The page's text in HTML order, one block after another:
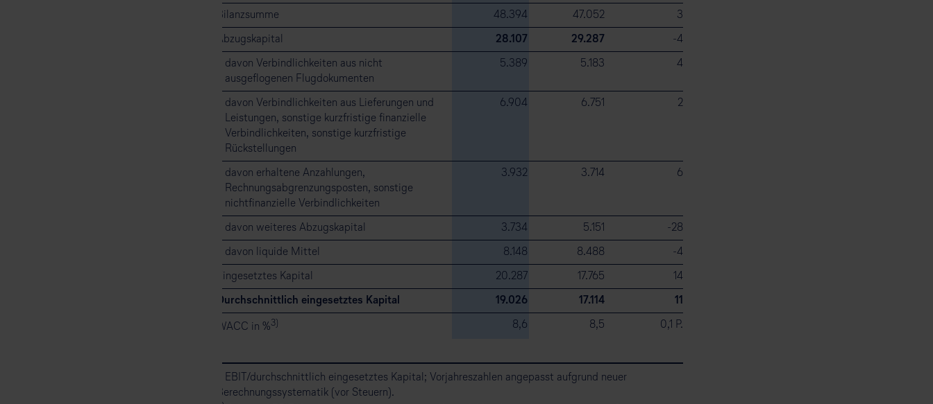
Bilanzsumme 48.394 47.052 3
Abzugskapital 28.107 29.287 ⁠-⁠4
davon Verbindlichkeiten aus nicht
ausgeflogenen Flugdokumenten
5.389 5.183 4
davon Verbindlichkeiten aus Lieferungen und
Leistungen, sonstige kurzfristige finanzielle
Verbindlichkeiten, sonstige kurzfristige
Rückstellungen
6.904 6.751 2
davon erhaltene Anzahlungen,
Rechnungsabgrenzungsposten, sonstige
nichtfinanzielle Verbindlichkeiten
3.932 3.714 6
davon weiteres Abzugskapital 3.734 5.151 ⁠-⁠28
davon liquide Mittel 8.148 8.488 ⁠-⁠4
Eingesetztes Kapital 20.287 17.765 14
Durchschnittlich eingesetztes Kapital 19.026 17.114 11
WACC in %3) 8,6 8,5 0,1 P.
EBIT/durchschnittlich eingesetztes Kapital; Vorjahreszahlen angepasst aufgrund neuer
Berechnungssystematik (vor Steuern).